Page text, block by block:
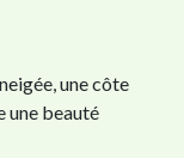
une côte
une beauté